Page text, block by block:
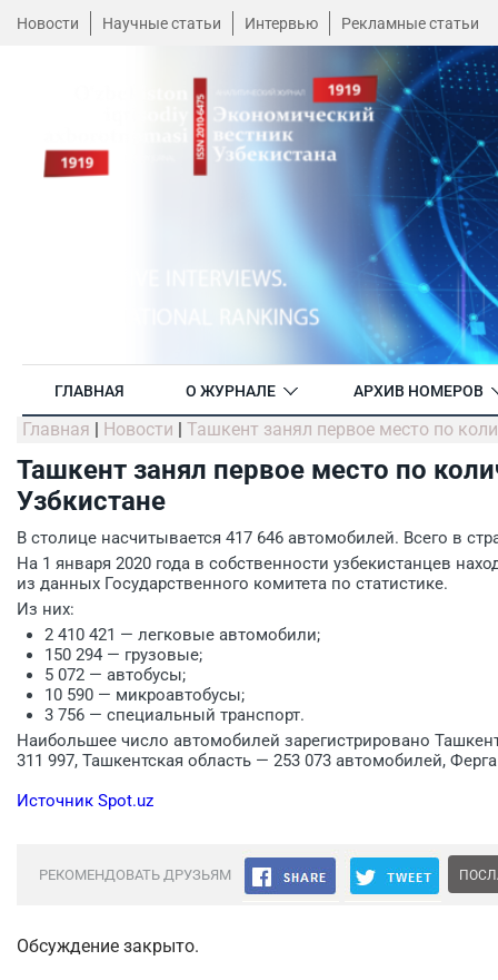
Новости Научные статьи Интервью Рекламные статьи
ГЛАВНАЯ О ЖУРНАЛЕ АРХИВ НОМЕРОВ
Главная | Новости | Ташкент занял первое место по
Ташкент занял первое место по
Узбкистане
В столице насчитывается 417 646 автомобилей. Всего в
На 1 января 2020 года в собственности узбекистанцев
из данных Государственного комитета по статистике.
Из них:
2 410 421 — легковые автомобили;
150 294 — грузовые;
5 072 — автобусы;
10 590 — микроавтобусы;
3 756 — специальный транспорт.
Наибольшее число автомобилей зарегистрировано
311 997, Ташкентская область — 253 073 автомобилей,
Источник Spot.uz
РЕКОМЕНДОВАТЬ ДРУЗЬЯМ
Обсуждение закрыто.